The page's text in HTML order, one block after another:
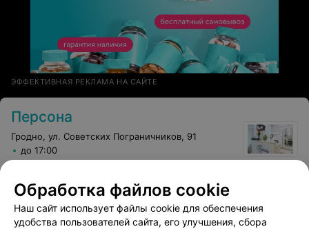
ЭФФЕКТИВНАЯ РЕКЛАМА НА САЙТЕ
Персона
Гродно, ул. Советских Пограничников, 91
до 17:00
Обработка файлов cookie
Наш сайт использует файлы cookie для обеспечения
удобства пользователей сайта, его улучшения, сбора